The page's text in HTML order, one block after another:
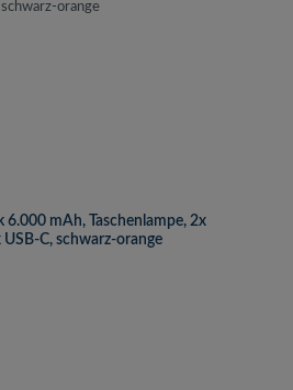
6.000 mAh, Taschenlampe, 2x
USB-C, schwarz-orange